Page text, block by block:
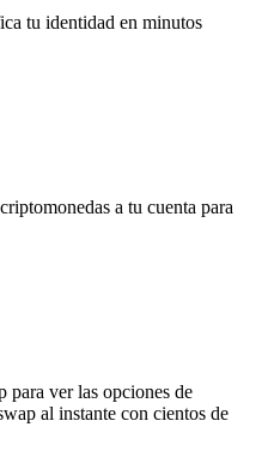
tu identidad en minutos
a tu cuenta para
para ver las opciones de
al instante con cientos de